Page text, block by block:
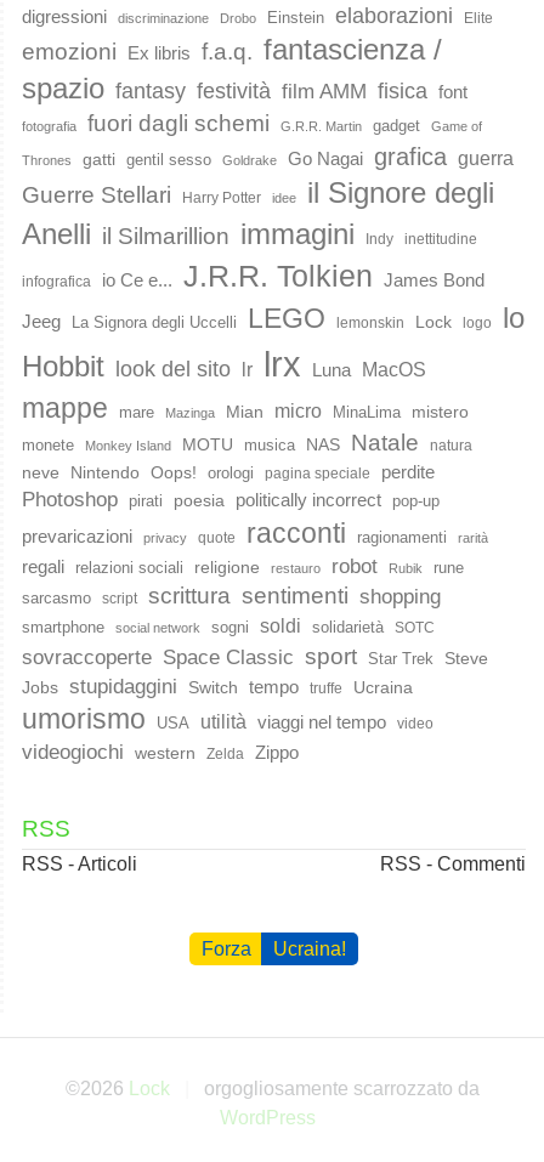
digressioni
discriminazione Drobo Einstein elaborazioni Elite
emozioni Ex libris f.a.q. fantascienza /
spazio fantasy festività film AMM fisica font
fotografia fuori dagli schemi G.R.R. Martin gadget Game of
Thrones gatti gentil sesso Goldrake Go Nagai grafica guerra
Guerre Stellari Harry Potter idee
il Signore degli
Anelli il Silmarillion immagini Indy inettitudine
infografica io Ce e... J.R.R. Tolkien James Bond
Jeeg La Signora degli Uccelli LEGO lemonskin Lock logo
lo
Hobbit look del sito lr lrx Luna MacOS
mappe mare Mazinga Mian micro MinaLima mistero
monete Monkey Island MOTU musica NAS Natale natura
neve Nintendo Oops! orologi pagina speciale perdite
Photoshop pirati poesia politically incorrect pop-up
prevaricazioni privacy quote racconti ragionamenti rarità
regali relazioni sociali religione restauro robot Rubik
rune
sarcasmo
script scrittura sentimenti shopping
smartphone social network sogni soldi solidarietà SOTC
sovraccoperte Space Classic sport Star Trek
Steve
Jobs stupidaggini Switch tempo truffe Ucraina
umorismo USA utilità viaggi nel tempo video
videogiochi western Zelda Zippo
RSS
RSS - Articoli RSS - Commenti
Forza Ucraina!
©2026 Lock
orgogliosamente scarrozzato da
WordPress